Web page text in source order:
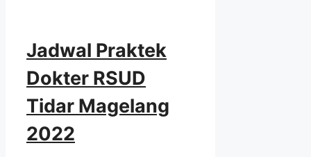
Jadwal Praktek
Dokter RSUD
Tidar Magelang
2022